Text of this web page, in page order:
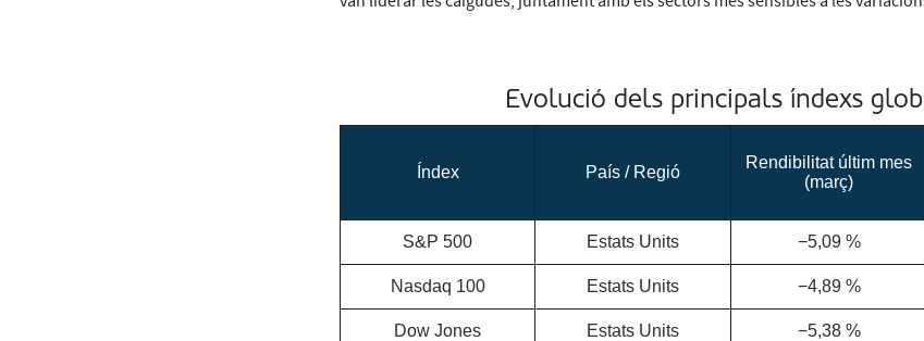
Evolució dels principals índexs
Índex País / Regió
Rendibilitat últim mes
(març)
S&P 500 Estats Units −5,09 %
Nasdaq 100 Estats Units −4,89 %
Dow Jones Estats Units −5,38 %